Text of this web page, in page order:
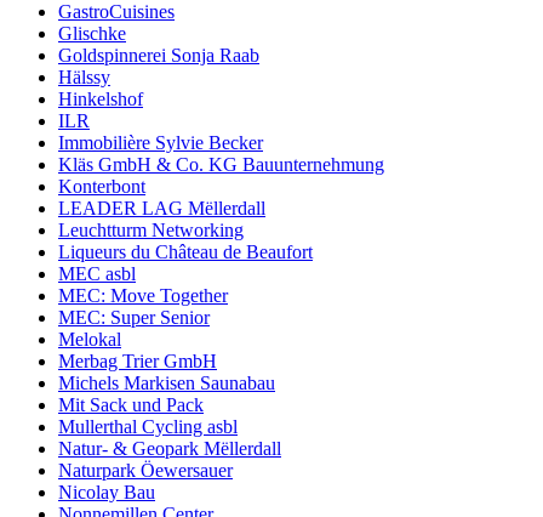
GastroCuisines
Glischke
Goldspinnerei Sonja Raab
Hälssy
Hinkelshof
ILR
Immobilière Sylvie Becker
Kläs GmbH & Co. KG Bauunternehmung
Konterbont
LEADER LAG Mëllerdall
Leuchtturm Networking
Liqueurs du Château de Beaufort
MEC asbl
MEC: Move Together
MEC: Super Senior
Melokal
Merbag Trier GmbH
Michels Markisen Saunabau
Mit Sack und Pack
Mullerthal Cycling asbl
Natur- & Geopark Mëllerdall
Naturpark Öewersauer
Nicolay Bau